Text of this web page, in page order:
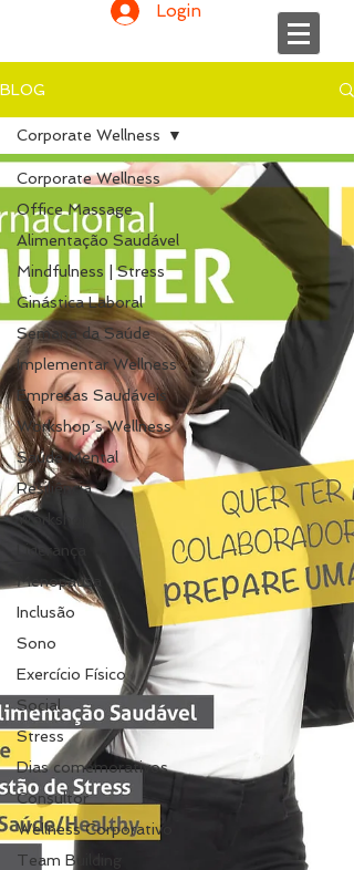
Login
BLOG
Corporate Wellness
Office Massage
Alimentação Saudável
Mindfulness | Stress
Ginástica Laboral
Semana da Saúde
Implementar Wellness
Empresas Saudáveis
Workshop´s Wellness
Saúde Mental
Resiliência
Workshop
Liderança
Menopausa
Inclusão
Sono
Exercício Físico
Social
Stress
Dias comemorativos
Consultor
Wellness Corporativo
Team Building
Corporate Wellness